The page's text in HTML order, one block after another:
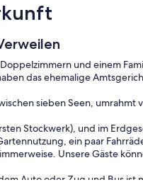
und einem
das ehemalige
sieben Seen,
Stockwerk), und im
ein paar
Unsere Gäste
Auto oder Zug und Bus ist